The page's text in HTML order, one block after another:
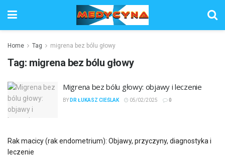
Home Tag migrena bez bólu głowy
Tag: migrena bez bólu głowy
Migrena bez bólu głowy: objawy i leczenie
BY DR ŁUKASZ CIEŚLAK 05/02/2025 0
Rak macicy (rak endometrium): Objawy, przyczyny, diagnostyka i
leczenie